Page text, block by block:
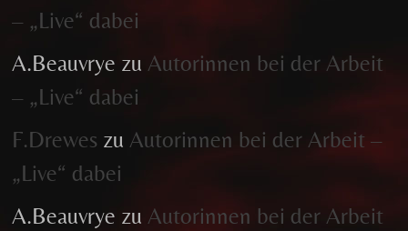
– „Live“ dabei
A.Beauvrye zu Autorinnen bei der Arbeit
– „Live“ dabei
F.Drewes zu Autorinnen bei der Arbeit –
„Live“ dabei
A.Beauvrye zu Autorinnen bei der Arbeit